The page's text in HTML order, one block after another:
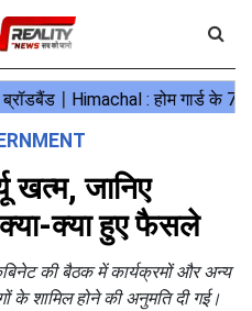
खत्म, जानिए
क्या हुए फैसले
की बैठक में कार्यक्रमों और अन्य
के शामिल होने की अनुमति दी गई।